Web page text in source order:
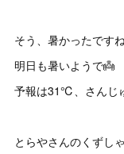
そう、暑かったですね
明日も暑いようで👼
予報は31℃、さんじ
とらやさんのくずし